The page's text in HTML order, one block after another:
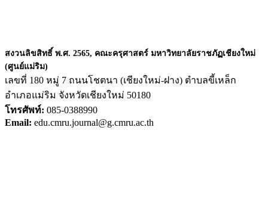
สงวนลิขสิทธิ์ พ.ศ. 2565, คณะครุศาสตร์ มหาวิทยาลัยราชภัฏเชียงใหม่
(ศูนย์แม่ริม)
เลขที่ 180 หมู่ 7 ถนนโชตนา (เชียงใหม่-ฝาง) ตำบลขี้เหล็ก
อำเภอแม่ริม จังหวัดเชียงใหม่ 50180
โทรศัพท์: 085-0388990
Email: edu.cmru.journal@g.cmru.ac.th